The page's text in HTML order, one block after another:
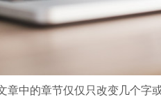
章中的章节仅仅只改变几个